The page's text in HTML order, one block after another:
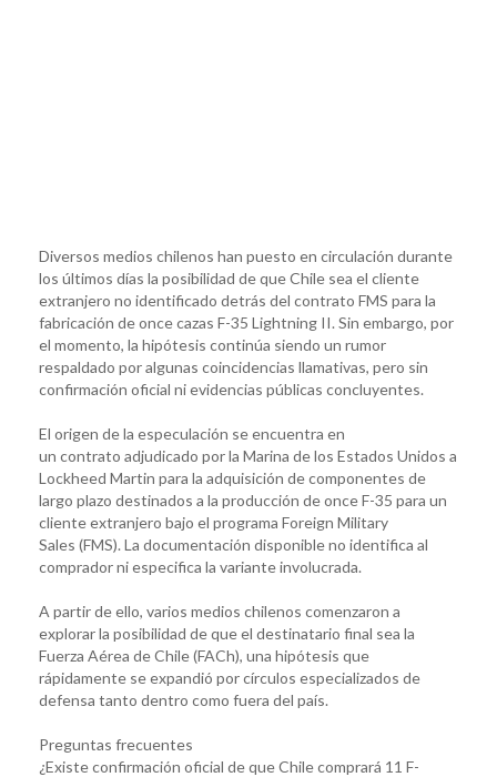
Diversos medios chilenos han puesto en circulación durante
los últimos días la posibilidad de que Chile sea el cliente
extranjero no identificado detrás del contrato FMS para la
fabricación de once cazas F-35 Lightning II. Sin embargo, por
el momento, la hipótesis continúa siendo un rumor
respaldado por algunas coincidencias llamativas, pero sin
confirmación oficial ni evidencias públicas concluyentes.
El origen de la especulación se encuentra en
un contrato adjudicado por la Marina de los Estados Unidos a
Lockheed Martin para la adquisición de componentes de
largo plazo destinados a la producción de once F-35 para un
cliente extranjero bajo el programa Foreign Military
Sales (FMS). La documentación disponible no identifica al
comprador ni especifica la variante involucrada.
A partir de ello, varios medios chilenos comenzaron a
explorar la posibilidad de que el destinatario final sea la
Fuerza Aérea de Chile (FACh), una hipótesis que
rápidamente se expandió por círculos especializados de
defensa tanto dentro como fuera del país.
Preguntas frecuentes
¿Existe confirmación oficial de que Chile comprará 11 F-